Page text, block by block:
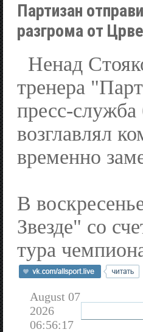
Партизан
разгрома от
Ненад
тренера
пресс-служба
возглавлял
временно
В
Звезде" со
тура
August 07
2026
06:56:17